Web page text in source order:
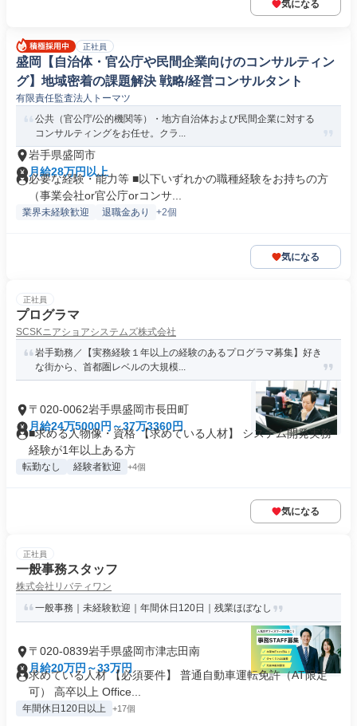
気になる
正社員
盛岡【自治体・官公庁や民間企業向けのコンサルティン
グ】地域密着の課題解決 戦略/経営コンサルタント
有限責任監査法人トーマツ
公共（官公庁/公的機関等）・地方自治体および民間企業に対する
コンサルティングをお任せ。クラ...
岩手県盛岡市
月給28万円以上
必要な経験・能力等 ■以下いずれかの職種経験をお持ちの方
（事業会社or官公庁orコンサ...
業界未経験歓迎 退職金あり +2個
気になる
正社員
プログラマ
SCSKニアショアシステムズ株式会社
岩手勤務／【実務経験１年以上の経験のあるプログラマ募集】好き
な街から、首都圏レベルの大規模...
〒020-0062岩手県盛岡市長田町
月給24万5000円～37万3360円
■求める人物像・資格 【求めている人材】 システム開発実務
経験が1年以上ある方
転勤なし 経験者歓迎 +4個
気になる
正社員
一般事務スタッフ
株式会社リバティワン
一般事務｜未経験歓迎｜年間休日120日｜残業ほぼなし
〒020-0839岩手県盛岡市津志田南
月給20万円～33万円
求めている人材 【必須要件】 普通自動車運転免許（AT限定
可） 高卒以上 Office...
年間休日120日以上 +17個